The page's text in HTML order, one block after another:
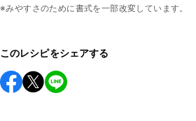
※みやすさのために書式を一部改変しています。
このレシピをシェアする